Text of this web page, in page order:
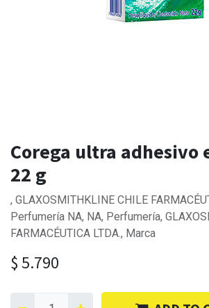
Corega ultra adhesivo
22 g
, GLAXOSMITHKLINE CHILE
Perfumería NA, NA, Perfumería,
FARMACÉUTICA LTDA., Marca
$ 5.790